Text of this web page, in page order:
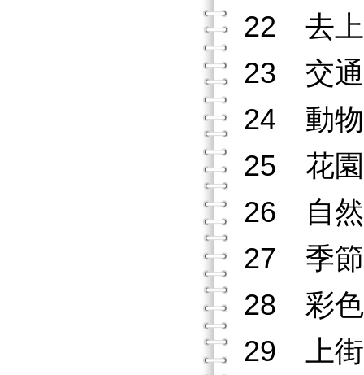
22 去上
23 交通
24 動物
25 花園
26 自然
27 季節
28 彩色
29 上街